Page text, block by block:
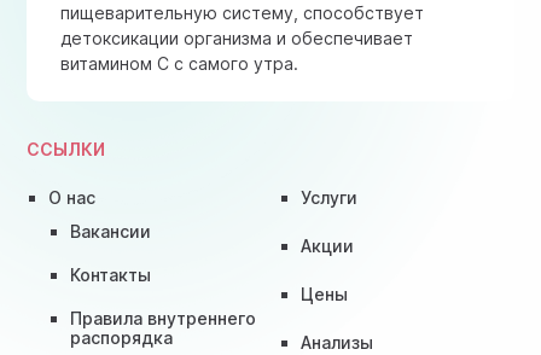
ССЫЛКИ
О нас
Вакансии
Контакты
Правила внутреннего
распорядка
Услуги
Акции
Цены
Анализы
пищеварительную систему, способствует
детоксикации организма и обеспечивает
витамином C с самого утра.